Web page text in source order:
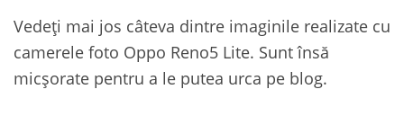
Vedeți mai jos câteva dintre imaginile realizate cu
camerele foto Oppo Reno5 Lite. Sunt însă
micșorate pentru a le putea urca pe blog.